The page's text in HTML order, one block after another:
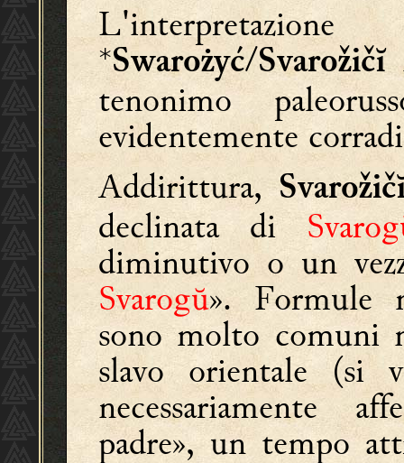
*Swarożyć/Svarožičĭ
tenonimo
evidentemente
Addirittura,
declinata di
diminutivo o un
Svarogŭ». Formule
sono molto comuni
slavo orientale (si
necessariamente
padre», un tempo